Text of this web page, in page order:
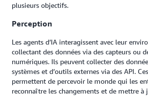
plusieurs objectifs.
Perception
Les agents d’IA interagissent avec leur
collectant des données via des capteurs ou
numériques. Ils peuvent collecter des
systèmes et d’outils externes via des API.
permettent de percevoir le monde qui les
reconnaître les changements et de mettre à